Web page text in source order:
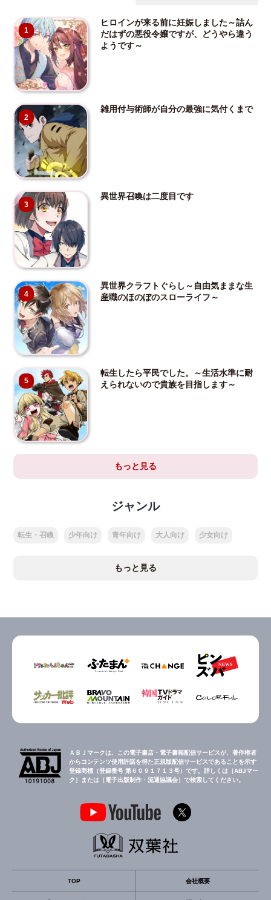
1
ヒロインが来る前に妊娠しました～詰ん
だはずの悪役令嬢ですが、どうやら違う
ようです～
2
雑用付与術師が自分の最強に気付くまで
3
異世界召喚は二度目です
4
異世界クラフトぐらし～自由気ままな生
産職のほのぼのスローライフ～
5
転生したら平民でした。～生活水準に耐
えられないので貴族を目指します～
もっと見る
ジャンル
転生・召喚 少年向け 青年向け 大人向け 少女向け
もっと見る
ＡＢＪマークは、この電子書店・電子書籍配信サービスが、著作権者
からコンテンツ使用許諾を得た正規版配信サービスであることを示す
登録商標（登録番号 第６０９１７１３号）です。詳しくは［ABJマー
ク］または［電子出版制作・流通協議会］で検索してください。
TOP 会社概要